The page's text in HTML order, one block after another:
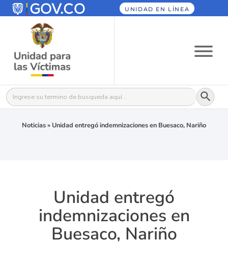
UNIDAD EN LÍNEA
Buscar: Botón
Noticias» Unidad entregó indemnizaciones en Buesaco, Nariño
Unidad entregó
indemnizaciones en
Buesaco, Nariño